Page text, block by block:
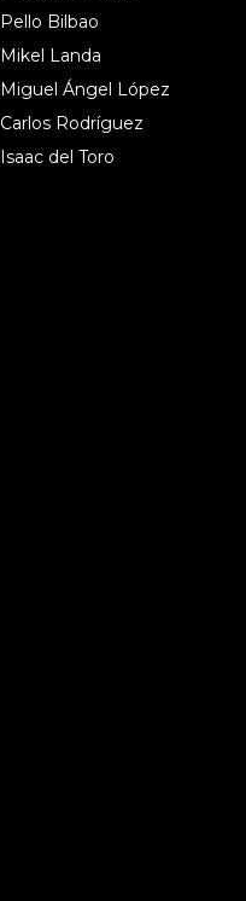
Pello Bilbao
Mikel Landa
Miguel Ángel López
Carlos Rodríguez
Isaac del Toro